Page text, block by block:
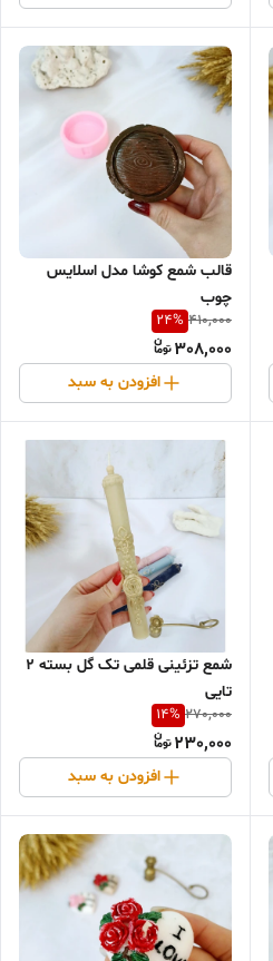
قالب شمع کوشا مدل اسلایس
چوب
410,000
24%
308,000
افزودن به سبد
شمع تزئینی قلمی تک گل بسته 2
تایی
270,000
14%
230,000
افزودن به سبد